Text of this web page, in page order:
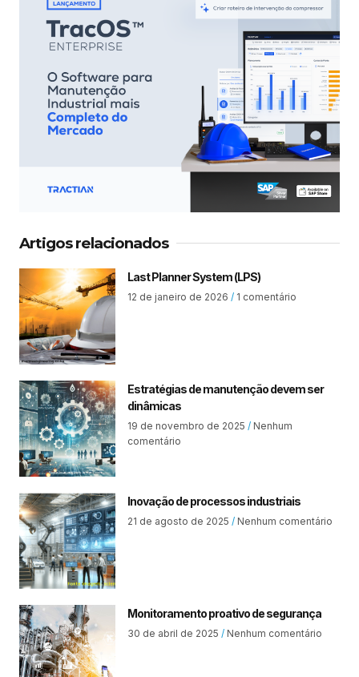
Artigos relacionados
Last Planner System (LPS)
12 de janeiro de 2026 1 comentário
Estratégias de manutenção devem ser
dinâmicas
19 de novembro de 2025
Nenhum
comentário
Inovação de processos industriais
21 de agosto de 2025 Nenhum comentário
Monitoramento proativo de segurança
30 de abril de 2025 Nenhum comentário